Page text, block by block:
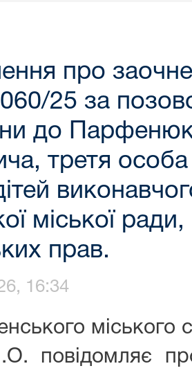
про
25 за
до
третя
міської
прав.
16:34
міського
І.О. повідомляє